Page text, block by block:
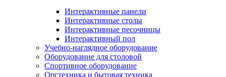
Интерактивные панели
Интерактивные столы
Интерактивные песочницы
Интерактивный пол
Учебно-наглядное оборудование
Оборудование для столовой
Спортивное оборудование
Оргтехника и бытовая техника